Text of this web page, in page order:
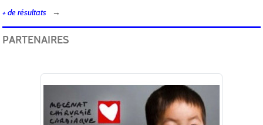
+ de résultats
PARTENAIRES